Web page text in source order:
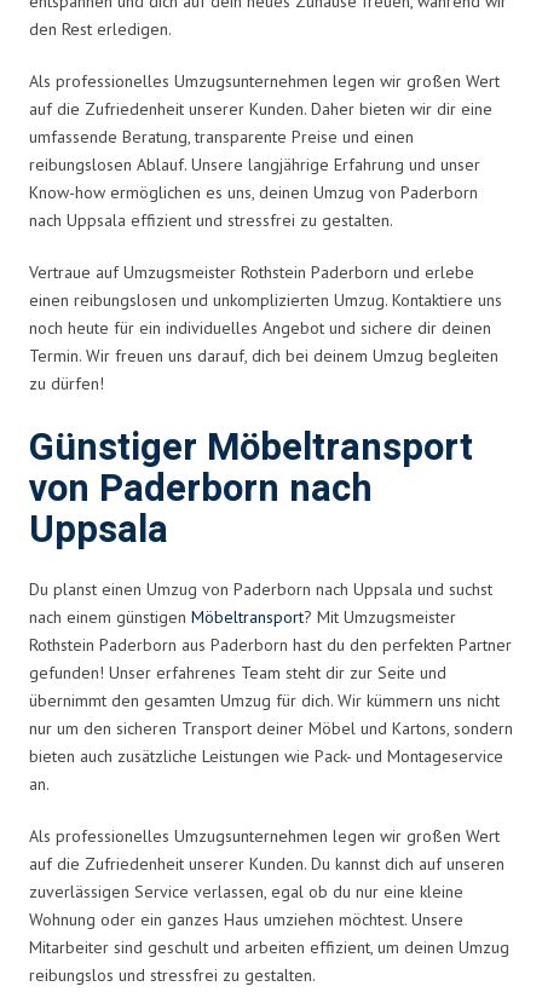
den Rest erledigen.
Als professionelles Umzugsunternehmen legen wir großen Wert
auf die Zufriedenheit unserer Kunden. Daher bieten wir dir eine
umfassende Beratung, transparente Preise und einen
reibungslosen Ablauf. Unsere langjährige Erfahrung und unser
Know-how ermöglichen es uns, deinen Umzug von Paderborn
nach Uppsala effizient und stressfrei zu gestalten.
Vertraue auf Umzugsmeister Rothstein Paderborn und erlebe
einen reibungslosen und unkomplizierten Umzug. Kontaktiere uns
noch heute für ein individuelles Angebot und sichere dir deinen
Termin. Wir freuen uns darauf, dich bei deinem Umzug begleiten
zu dürfen!
Günstiger Möbeltransport
von Paderborn nach
Uppsala
Du planst einen Umzug von Paderborn nach Uppsala und suchst
nach einem günstigen Möbeltransport? Mit Umzugsmeister
Rothstein Paderborn aus Paderborn hast du den perfekten Partner
gefunden! Unser erfahrenes Team steht dir zur Seite und
übernimmt den gesamten Umzug für dich. Wir kümmern uns nicht
nur um den sicheren Transport deiner Möbel und Kartons, sondern
bieten auch zusätzliche Leistungen wie Pack- und Montageservice
an.
Als professionelles Umzugsunternehmen legen wir großen Wert
auf die Zufriedenheit unserer Kunden. Du kannst dich auf unseren
zuverlässigen Service verlassen, egal ob du nur eine kleine
Wohnung oder ein ganzes Haus umziehen möchtest. Unsere
Mitarbeiter sind geschult und arbeiten effizient, um deinen Umzug
reibungslos und stressfrei zu gestalten.